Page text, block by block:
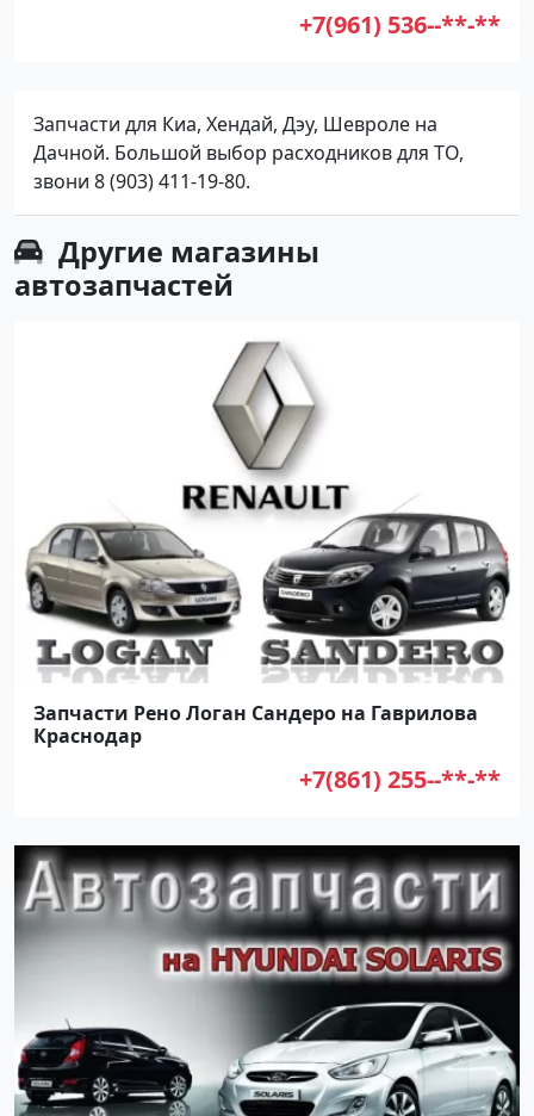
+7(961) 536--**-**
Запчасти для Киа, Хендай, Дэу, Шевроле на
Дачной. Большой выбор расходников для ТО,
звони 8 (903) 411-19-80.
Другие магазины
автозапчастей
Запчасти Рено Логан Сандеро на Гаврилова
Краснодар
+7(861) 255--**-**